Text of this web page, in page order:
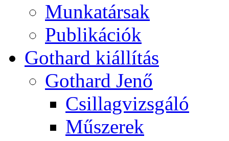
Mun­ka­tár­sak
Pub­li­ká­ci­ók
Got­hard ki­ál­lí­tás
Got­hard Je­nő
Csil­lag­vizs­gá­ló
Mű­sze­rek